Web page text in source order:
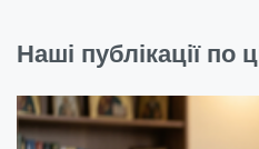
Наші публікації по